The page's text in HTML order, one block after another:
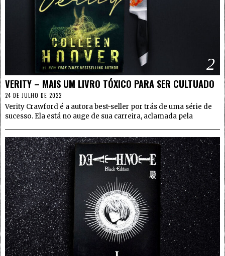
2
VERITY – MAIS UM LIVRO TÓXICO PARA SER CULTUADO
24 DE JULHO DE 2022
Verity Crawford é a autora best-seller por trás de uma série de
sucesso. Ela está no auge de sua carreira, aclamada pela